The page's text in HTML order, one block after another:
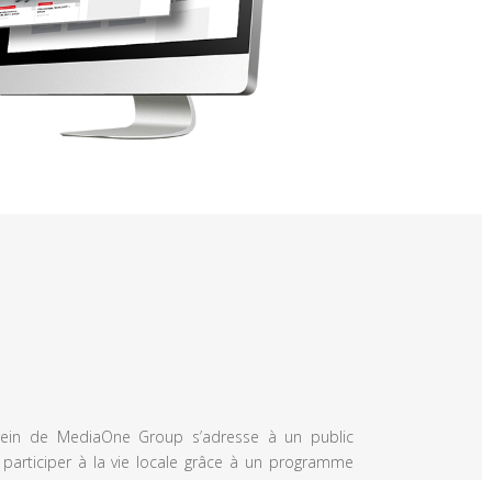
de MediaOne Group s’adresse à un public
à la vie locale grâce à un programme